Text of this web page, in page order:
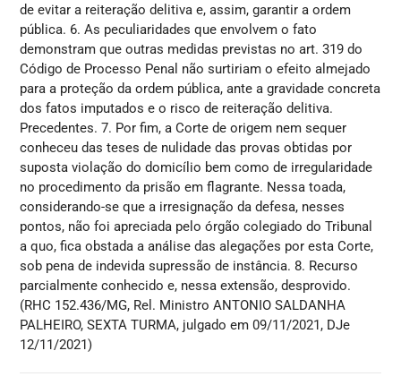
de evitar a reiteração delitiva e, assim, garantir a ordem
pública. 6. As peculiaridades que envolvem o fato
demonstram que outras medidas previstas no art. 319 do
Código de Processo Penal não surtiriam o efeito almejado
para a proteção da ordem pública, ante a gravidade concreta
dos fatos imputados e o risco de reiteração delitiva.
Precedentes. 7. Por fim, a Corte de origem nem sequer
conheceu das teses de nulidade das provas obtidas por
suposta violação do domicílio bem como de irregularidade
no procedimento da prisão em flagrante. Nessa toada,
considerando-se que a irresignação da defesa, nesses
pontos, não foi apreciada pelo órgão colegiado do Tribunal
a quo, fica obstada a análise das alegações por esta Corte,
sob pena de indevida supressão de instância. 8. Recurso
parcialmente conhecido e, nessa extensão, desprovido.
(RHC 152.436/MG, Rel. Ministro ANTONIO SALDANHA
PALHEIRO, SEXTA TURMA, julgado em 09/11/2021, DJe
12/11/2021)